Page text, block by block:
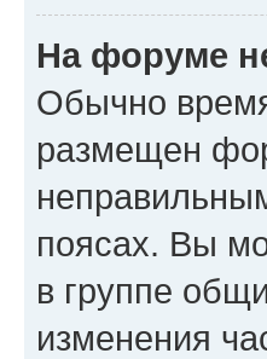
На форуме
Обычно
размещен
поясах. Вы
в группе
изменения